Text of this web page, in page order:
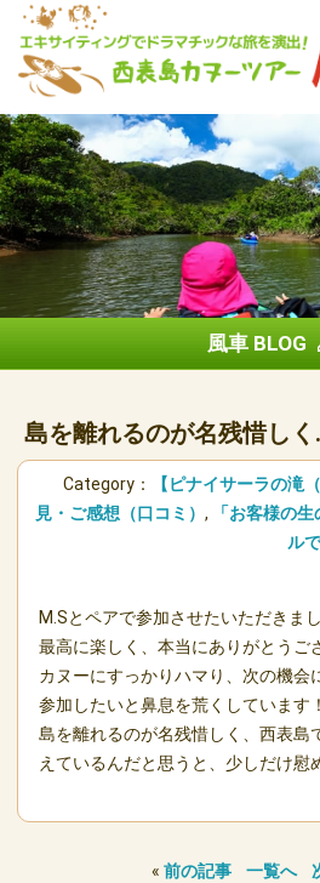
風車 BLOG
島を離れるのが名残惜し
Category：
【ピナイサーラの滝
見・ご感想（口コミ） , 「お客様の
ル
M.Sとペアで参加させたいただきまし
最高に楽しく、本当にありがとうご
カヌーにすっかりハマり、次の機会
参加したいと鼻息を荒くしています！
島を離れるのが名残惜しく、西表島
えているんだと思うと、少しだけ慰
« 前の記事 一覧へ